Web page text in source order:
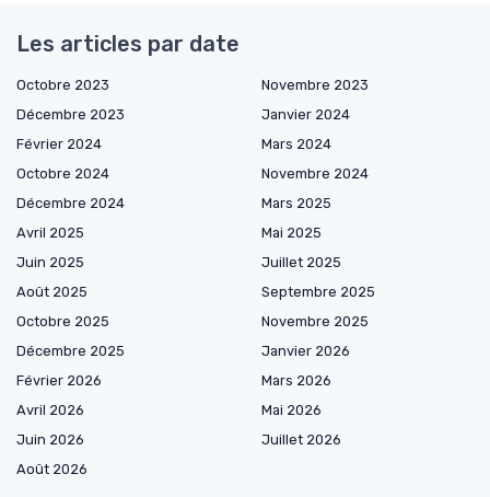
Les articles par date
Octobre 2023
Novembre 2023
Décembre 2023
Janvier 2024
Février 2024
Mars 2024
Octobre 2024
Novembre 2024
Décembre 2024
Mars 2025
Avril 2025
Mai 2025
Juin 2025
Juillet 2025
Août 2025
Septembre 2025
Octobre 2025
Novembre 2025
Décembre 2025
Janvier 2026
Février 2026
Mars 2026
Avril 2026
Mai 2026
Juin 2026
Juillet 2026
Août 2026